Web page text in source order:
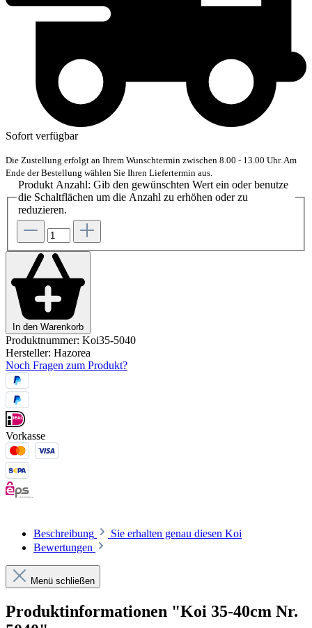
Sofort verfügbar
Die Zustellung erfolgt an Ihrem Wunschtermin zwischen 8.00 - 13.00 Uhr. Am
Ende der Bestellung wählen Sie Ihren Liefertermin aus.
Produkt Anzahl: Gib den gewünschten Wert ein oder benutze
die Schaltflächen um die Anzahl zu erhöhen oder zu
reduzieren.
In den Warenkorb
Produktnummer: Koi35-5040
Hersteller: Hazorea
Noch Fragen zum Produkt?
Vorkasse
Beschreibung
Sie erhalten genau diesen Koi
Bewertungen
Menü schließen
Produktinformationen "Koi 35-40cm Nr.